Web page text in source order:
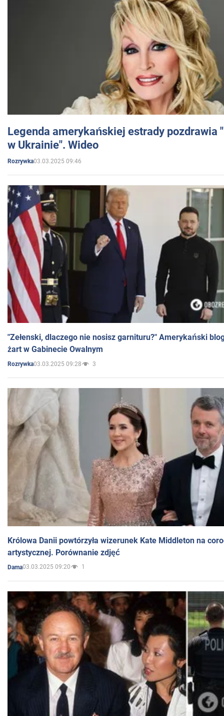
Legenda amerykańskiej estrady pozdrawia
w Ukrainie". Wideo
Rozrywka03.03.2025 09:46
"Zełenski, dlaczego nie nosisz garnituru?" Amerykański
żart w Gabinecie Owalnym
Rozrywka03.03.2025 09:28 3
Królowa Danii powtórzyła wizerunek Kate Middleton na
artystycznej. Porównanie zdjęć
Dama03.03.2025 09:20 1